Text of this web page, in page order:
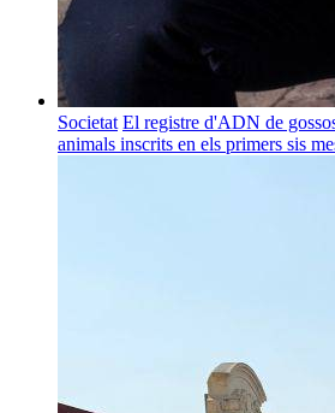
Societat El registre d'ADN de
animals inscrits en els primers sis